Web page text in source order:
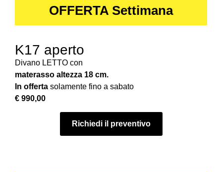
OFFERTA Settimana
K17 aperto
Divano LETTO con
materasso altezza 18 cm.
In offerta solamente fino a sabato
€ 990,00
Richiedi il preventivo